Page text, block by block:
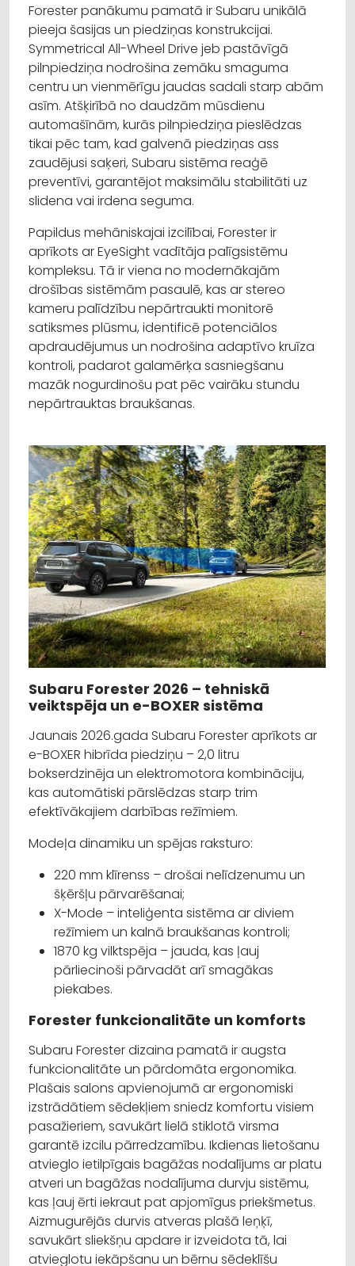
Forester panākumu pamatā ir Subaru unikālā
pieeja šasijas un piedziņas konstrukcijai.
Symmetrical All-Wheel Drive jeb pastāvīgā
pilnpiedziņa nodrošina zemāku smaguma
centru un vienmērīgu jaudas sadali starp abām
asīm. Atšķirībā no daudzām mūsdienu
automašīnām, kurās pilnpiedziņa pieslēdzas
tikai pēc tam, kad galvenā piedziņas ass
zaudējusi saķeri, Subaru sistēma reaģē
preventīvi, garantējot maksimālu stabilitāti uz
slidena vai irdena seguma.
Papildus mehāniskajai izcilībai, Forester ir
aprīkots ar EyeSight vadītāja palīgsistēmu
kompleksu. Tā ir viena no modernākajām
drošības sistēmām pasaulē, kas ar stereo
kameru palīdzību nepārtraukti monitorē
satiksmes plūsmu, identificē potenciālos
apdraudējumus un nodrošina adaptīvo kruīza
kontroli, padarot galamērķa sasniegšanu
mazāk nogurdinošu pat pēc vairāku stundu
nepārtrauktas braukšanas.
Subaru Forester 2026 – tehniskā
veiktspēja un e-BOXER sistēma
Jaunais 2026.gada Subaru Forester aprīkots ar
e-BOXER hibrīda piedziņu – 2,0 litru
bokserdzinēja un elektromotora kombināciju,
kas automātiski pārslēdzas starp trim
efektīvākajiem darbības režīmiem.
Modeļa dinamiku un spējas raksturo:
220 mm klīrenss – drošai nelīdzenumu un
šķēršļu pārvarēšanai;
X-Mode – inteliģenta sistēma ar diviem
režīmiem un kalnā braukšanas kontroli;
1870 kg vilktspēja – jauda, kas ļauj
pārliecinoši pārvadāt arī smagākas
piekabes.
Forester funkcionalitāte un komforts
Subaru Forester dizaina pamatā ir augsta
funkcionalitāte un pārdomāta ergonomika.
Plašais salons apvienojumā ar ergonomiski
izstrādātiem sēdekļiem sniedz komfortu visiem
pasažieriem, savukārt lielā stiklotā virsma
garantē izcilu pārredzamību. Ikdienas lietošanu
atvieglo ietilpīgais bagāžas nodalījums ar platu
atveri un bagāžas nodalījuma durvju sistēmu,
kas ļauj ērti iekraut pat apjomīgus priekšmetus.
Aizmugurējās durvis atveras plašā leņķī,
savukārt sliekšņu apdare ir izveidota tā, lai
atvieglotu iekāpšanu un bērnu sēdeklīšu